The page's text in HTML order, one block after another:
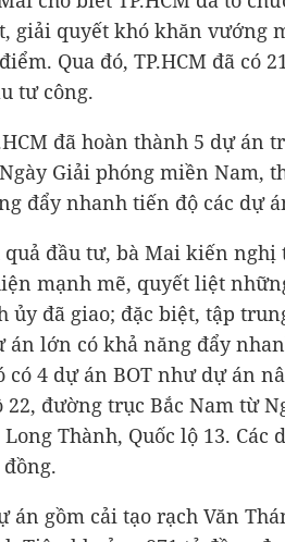
giải quyết khó khăn vướng
Qua đó, TP.HCM đã có
tư công.
đã hoàn thành 5 dự án
Giải phóng miền Nam,
đẩy nhanh tiến độ các dự
đầu tư, bà Mai kiến
mạnh mẽ, quyết liệt
ủy đã giao; đặc biệt, tập
án lớn có khả năng đẩy
có 4 dự án BOT như dự án
22, đường trục Bắc Nam từ
Thành, Quốc lộ 13. Các
đồng.
án gồm cải tạo rạch Văn